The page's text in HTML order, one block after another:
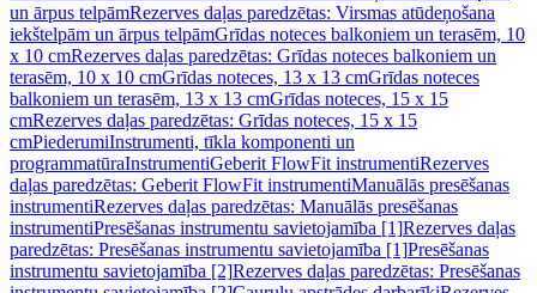
un ārpus telpāmRezerves daļas paredzētas: Virsmas atūdeņošana
iekštelpām un ārpus telpāmGrīdas noteces balkoniem un terasēm, 10
x 10 cmRezerves daļas paredzētas: Grīdas noteces balkoniem un
terasēm, 10 x 10 cmGrīdas noteces, 13 x 13 cmGrīdas noteces
balkoniem un terasēm, 13 x 13 cmGrīdas noteces, 15 x 15
cmRezerves daļas paredzētas: Grīdas noteces, 15 x 15
cmPiederumiInstrumenti, tīkla komponenti un
programmatūraInstrumentiGeberit FlowFit instrumentiRezerves
daļas paredzētas: Geberit FlowFit instrumentiManuālās presēšanas
instrumentiRezerves daļas paredzētas: Manuālās presēšanas
instrumentiPresēšanas instrumentu savietojamība [1]Rezerves daļas
paredzētas: Presēšanas instrumentu savietojamība [1]Presēšanas
instrumentu savietojamība [2]Rezerves daļas paredzētas: Presēšanas